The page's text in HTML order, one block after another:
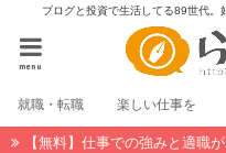
ブログと投資で生活してる89世代。
menu
就職・転職 楽しい仕事を
【無料】仕事での強みと適職